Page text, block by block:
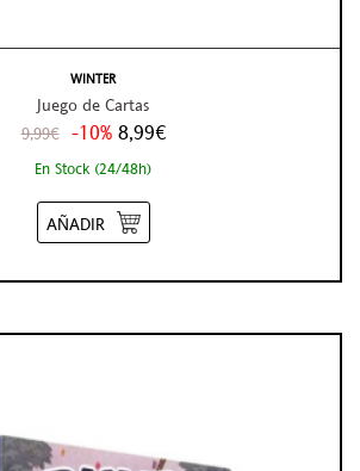
WINTER
Juego de Cartas
9,99€ -10% 8,99€
En Stock (24/48h)
AÑADIR